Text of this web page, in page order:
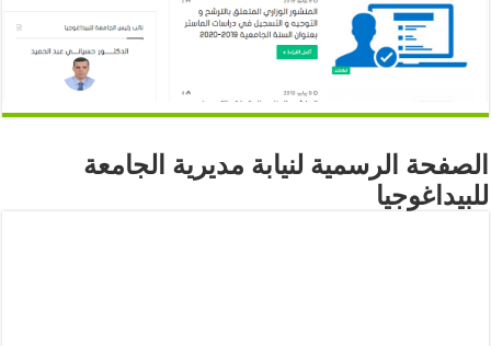
الصفحة الرسمية لنيابة مديرية الجامعة
للبيداغوجيا